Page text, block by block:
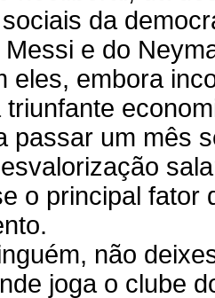
da
e do
eles, embora
passar um mês
o principal fator
não
joga o clube